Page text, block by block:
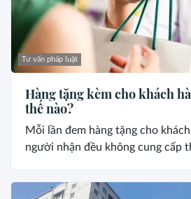
Tư vấn pháp luật
Hàng tặng kèm cho khách
thế nào?
Mỗi lần đem hàng tặng cho
người nhận đều không cung cấp